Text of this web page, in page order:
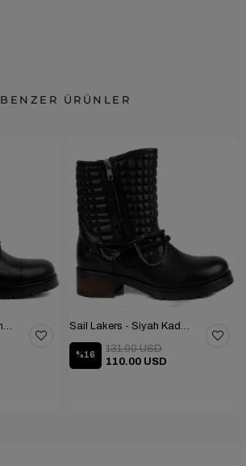
BENZER ÜRÜNLER
%16
110.00 USD
131.00 USD